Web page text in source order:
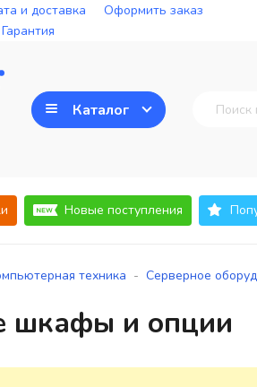
и доставка
Оформить заказ
Гарантия
Каталог
Новые поступления
техника - Серверное
шкафы и опции